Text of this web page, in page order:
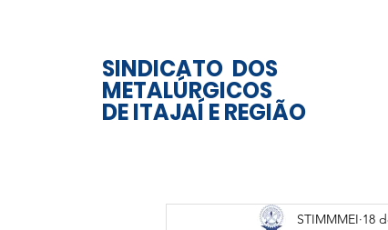
SINDICATO DOS
METALÚRGICOS
DE ITAJAÍ E REGIÃO
STIMMMEI 18